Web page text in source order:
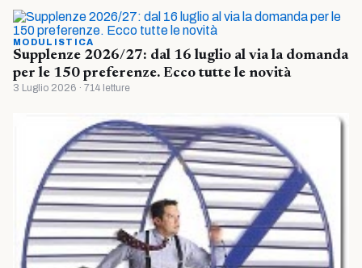
MODULISTICA
Supplenze 2026/27: dal 16 luglio al via la domanda
per le 150 preferenze. Ecco tutte le novità
3 Luglio 2026 · 714 letture